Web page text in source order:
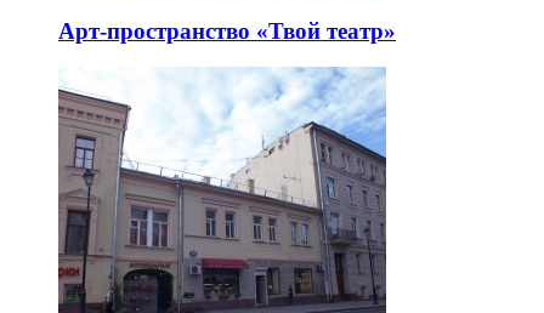
Арт-пространство «Твой театр»